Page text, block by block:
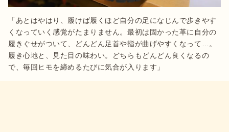
「あとはやはり、履けば履くほど自分の足になじんで歩きやす
くなっていく感覚がたまりません。最初は固かった革に自分の
履きぐせがついて、どんどん足首や指が曲げやすくなって…。
履き心地と、見た目の味わい。どちらもどんどん良くなるの
で、毎回ヒモを締めるたびに気合が入ります」